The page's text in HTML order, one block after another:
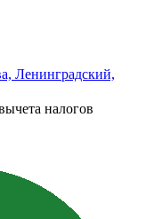
Ленинградский,
налогов